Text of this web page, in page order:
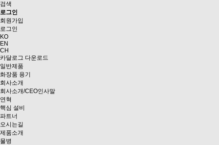
검색
로그인
회원가입
로그인
KO
EN
CH
카달로그 다운로드
일반제품
화장품 용기
회사소개
회사소개/CEO인사말
연혁
핵심 설비
파트너
오시는길
제품소개
물병